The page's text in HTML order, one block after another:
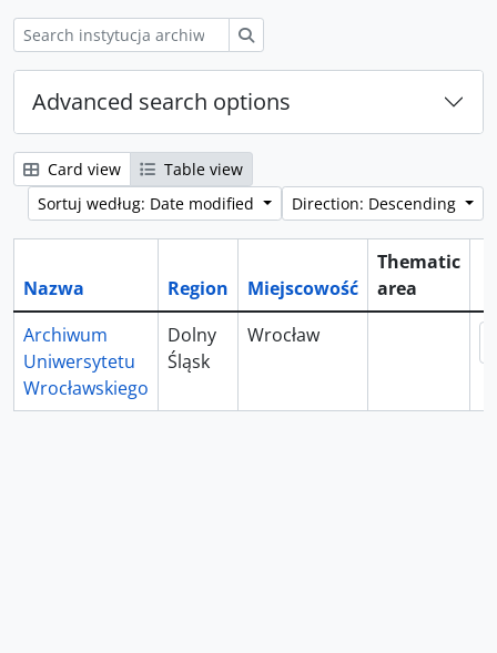
Advanced search options
Card view
Table view
Sortuj według: Date modified
Direction: Descending
Nazwa Region Miejscowość
Thematic
area
Archiwum
Uniwersytetu
Wrocławskiego
Dolny
Śląsk
Wrocław